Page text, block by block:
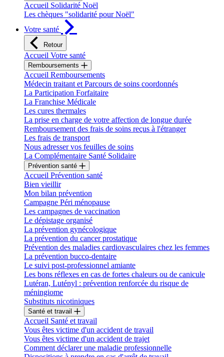
Accueil Solidarité Noël
Les chèques "solidarité pour Noël"
Votre santé
Retour
Accueil Votre santé
Remboursements
Accueil Remboursements
Médecin traitant et Parcours de soins coordonnés
La Participation Forfaitaire
La Franchise Médicale
Les cures thermales
La prise en charge de votre affection de longue durée
Remboursement des frais de soins reçus à l'étranger
Les frais de transport
Nous adresser vos feuilles de soins
La Complémentaire Santé Solidaire
Prévention santé
Accueil Prévention santé
Bien vieillir
Mon bilan prévention
Campagne Péri ménopause
Les campagnes de vaccination
Le dépistage organisé
La prévention gynécologique
La prévention du cancer prostatique
Prévention des maladies cardiovasculaires chez les femmes
La prévention bucco-dentaire
Le suivi post-professionnel amiante
Les bons réflexes en cas de fortes chaleurs ou de canicule
Lutéran, Lutényl : prévention renforcée du risque de
méningiome
Substituts nicotiniques
Santé et travail
Accueil Santé et travail
Vous êtes victime d'un accident de travail
Vous êtes victime d'un accident de trajet
Comment déclarer une maladie professionnelle